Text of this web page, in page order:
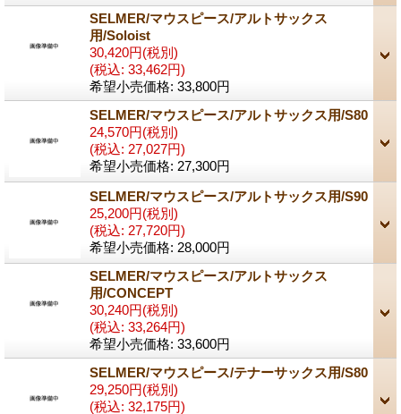
SELMER/マウスピース/アルトサックス
用/Soloist
30,420円(税別)
(税込: 33,462円)
希望小売価格: 33,800円
SELMER/マウスピース/アルトサックス用/S80
24,570円(税別)
(税込: 27,027円)
希望小売価格: 27,300円
SELMER/マウスピース/アルトサックス用/S90
25,200円(税別)
(税込: 27,720円)
希望小売価格: 28,000円
SELMER/マウスピース/アルトサックス
用/CONCEPT
30,240円(税別)
(税込: 33,264円)
希望小売価格: 33,600円
SELMER/マウスピース/テナーサックス用/S80
29,250円(税別)
(税込: 32,175円)